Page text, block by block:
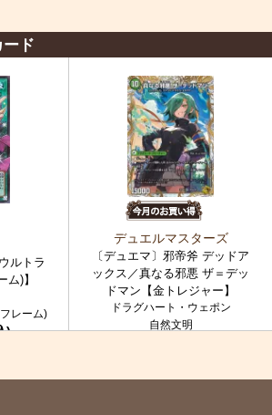
ド
ルトラ
ム)】
レーム)
)
デュエルマスターズ
〔デュエマ〕邪帝斧 デッドア
ックス／真なる邪悪 ザ＝デッ
ドマン【金トレジャー】
ドラグハート・ウェポン
自然文明